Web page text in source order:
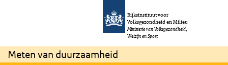
Overslaan en naar de inhoud gaan
Rijksinstituut voor
Volksgezondheid en Milieu
Ministerie van Volksgezondheid,
Welzijn en Sport
Meten van duurzaamheid